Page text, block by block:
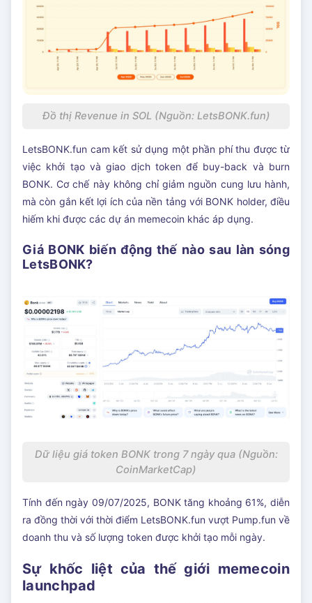
Đồ thị Revenue in SOL (Nguồn: LetsBONK.fun)
LetsBONK.fun cam kết sử dụng một phần phí thu được từ
việc khởi tạo và giao dịch token để buy-back và burn
BONK. Cơ chế này không chỉ giảm nguồn cung lưu hành,
mà còn gắn kết lợi ích của nền tảng với BONK holder, điều
hiếm khi được các dự án memecoin khác áp dụng.
Giá BONK biến động thế nào sau làn sóng
LetsBONK?
Dữ liệu giá token BONK trong 7 ngày qua (Nguồn:
CoinMarketCap)
Tính đến ngày 09/07/2025, BONK tăng khoảng 61%, diễn
ra đồng thời với thời điểm LetsBONK.fun vượt Pump.fun về
doanh thu và số lượng token được khởi tạo mỗi ngày.
Sự khốc liệt của thế giới memecoin
launchpad